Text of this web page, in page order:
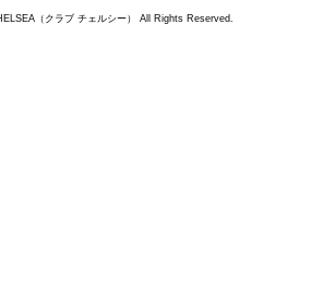
（クラブ チェルシー） All Rights Reserved.